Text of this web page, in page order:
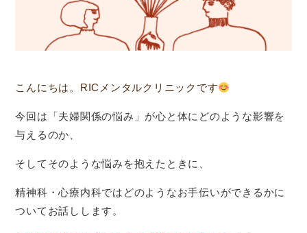
こんにちは。RICメンタルクリニックです
今回は「夫婦関係の悩み」が心と体にどのような影響を
与えるのか、
そしてそのような悩みを抱えたときに、
精神科・心療内科ではどのようなお手伝いができるかに
ついてお話しします。